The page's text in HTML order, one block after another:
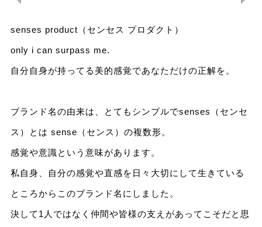
senses product（センセス プロダクト）
only i can surpass me.
自分自身が持ってる美的感覚であなただけの正解を。
ブランド名の由来は、とてもシンプルでsenses（センセ
ス）とは sense（センス）の複数形。
感覚や意識という意味があります。
私自身、自分の感覚や直感を日々大切にして生きている
ところからこのブランド名にしました。
決して1人ではなく仲間や皆様の支えがあってこそだと思